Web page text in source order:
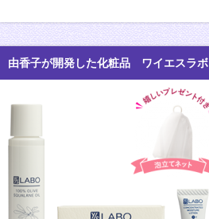
由香子が開発した化粧品 ワイエスラボ